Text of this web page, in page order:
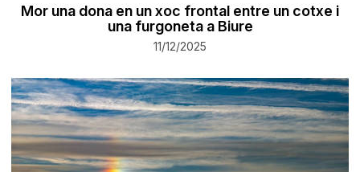
Mor una dona en un xoc frontal entre un cotxe i
una furgoneta a Biure
11/12/2025